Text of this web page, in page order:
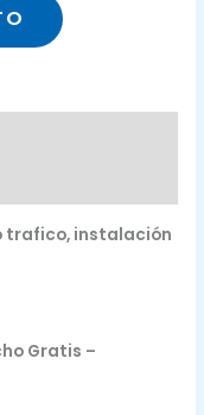
trafico, instalación
Gratis –